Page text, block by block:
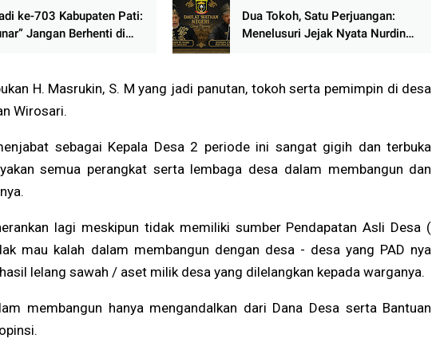
ke-703 Kabupaten Pati:
Jangan Berhenti di
Dua Tokoh, Satu Perjuangan:
Menelusuri Jejak Nyata Nurdin
Ulayat Kenegerian Kubu
H. Masrukin, S. M yang jadi panutan, tokoh serta pemimpin di desa
Wirosari.
sebagai Kepala Desa 2 periode ini sangat gigih dan terbuka
semua perangkat serta lembaga desa dalam membangun dan
lagi meskipun tidak memiliki sumber Pendapatan Asli Desa (
mau kalah dalam membangun dengan desa - desa yang PAD nya
lelang sawah / aset milik desa yang dilelangkan kepada warganya.
membangun hanya mengandalkan dari Dana Desa serta Bantuan